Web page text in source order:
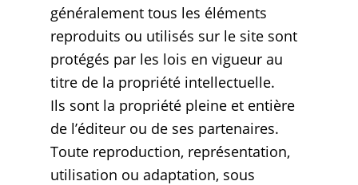
généralement tous les éléments
reproduits ou utilisés sur le site sont
protégés par les lois en vigueur au
titre de la propriété intellectuelle.
Ils sont la propriété pleine et entière
de l’éditeur ou de ses partenaires.
Toute reproduction, représentation,
utilisation ou adaptation, sous